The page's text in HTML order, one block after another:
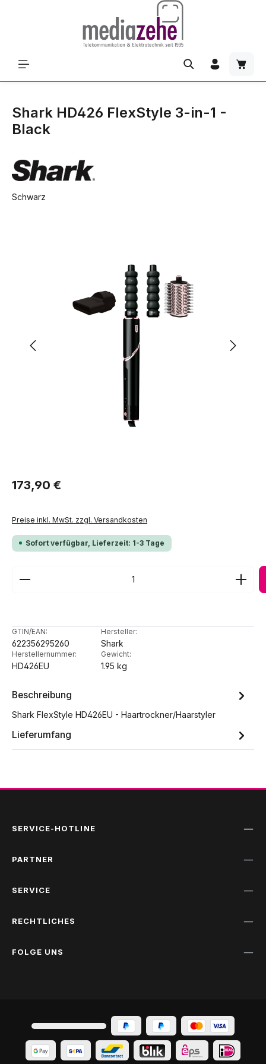
Shark HD426 FlexStyle 3-in-1 -
Black
Schwarz
Regulärer Preis:
173,90 €
Preise inkl. MwSt. zzgl. Versandkosten
Sofort verfügbar, Lieferzeit: 1-3 Tage
Produkt Anzahl: Gib den gewünschten Wert ein
GTIN/EAN:
622356295260
Hersteller:
Shark
Herstellernummer:
HD426EU
Gewicht:
1.95 kg
Beschreibung
Shark FlexStyle HD426EU - Haartrockner/Haarstyler
Lieferumfang
SERVICE-HOTLINE
PARTNER
SERVICE
RECHTLICHES
FOLGE UNS